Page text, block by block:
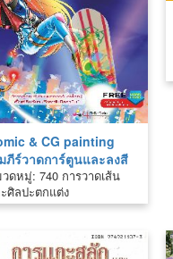
& CG painting
ภีร์วาดการ์ตูนและลงสี
Photoshop
ดหมู่: 740 การวาดเส้น
ศิลปะตกแต่ง